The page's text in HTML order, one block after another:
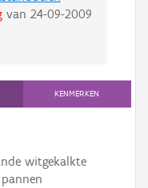
van 24-09-2009
KENMERKEN
witgekalkte